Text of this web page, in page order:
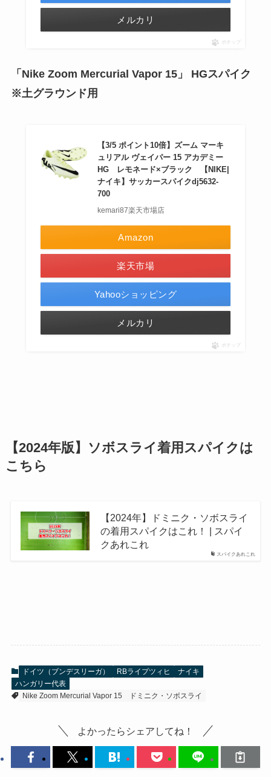
メルカリ
ポチップ
「Nike Zoom Mercurial Vapor 15」 HGスパイク
※土グラウンド用
【3/5 ポイント10倍】ズーム マーキ
ュリアル ヴェイパー 15 アカデミー
HG レモネード×ブラック 【NIKE|
ナイキ】サッカースパイクdj5632-
700
kemari87楽天市場店
Amazon
楽天市場
Yahooショッピング
メルカリ
ポチップ
【2024年版】ソボスライ着用スパイクは
こちら
スパイクあれこれ
【2024年】ドミニク・ソボスライ
の着用スパイクはこれ！ | スパイ
クあれこれ
ドイツ（ブンデスリーガ） RBライプツィヒ
ナイキ
ハンガリー代表
Nike Zoom Mercurial Vapor 15
ドミニク・ソボスライ
よかったらシェアしてね！